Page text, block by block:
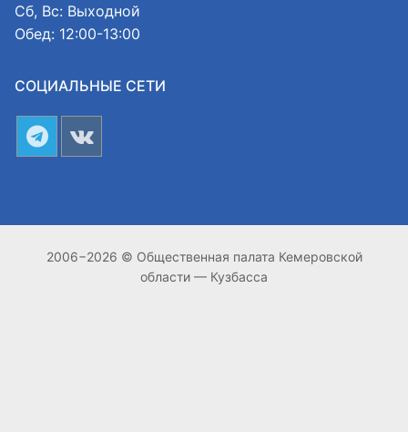
Сб, Вс: Выходной
Обед: 12:00-13:00
СОЦИАЛЬНЫЕ СЕТИ
2006−2026 © Общественная палата Кемеровской
области — Кузбасса